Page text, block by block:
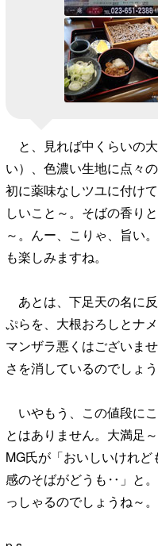
と、見れば中くらいの
い）、色濃い生地に点々
初に薬味なしツユに付け
しいこと～。そばの香り
～。んー、こりゃ、旨い
も楽しみますね。
あとは、下足天の名に
ぷらを、大根おろしとナ
マンザラ悪くはございま
さを消しているのでしょう
いやもう、この値段に
とはありません。大満足
MG氏が「おいしいけれ
感のそばがどうも‥」と
っしゃるのでしょうね～。